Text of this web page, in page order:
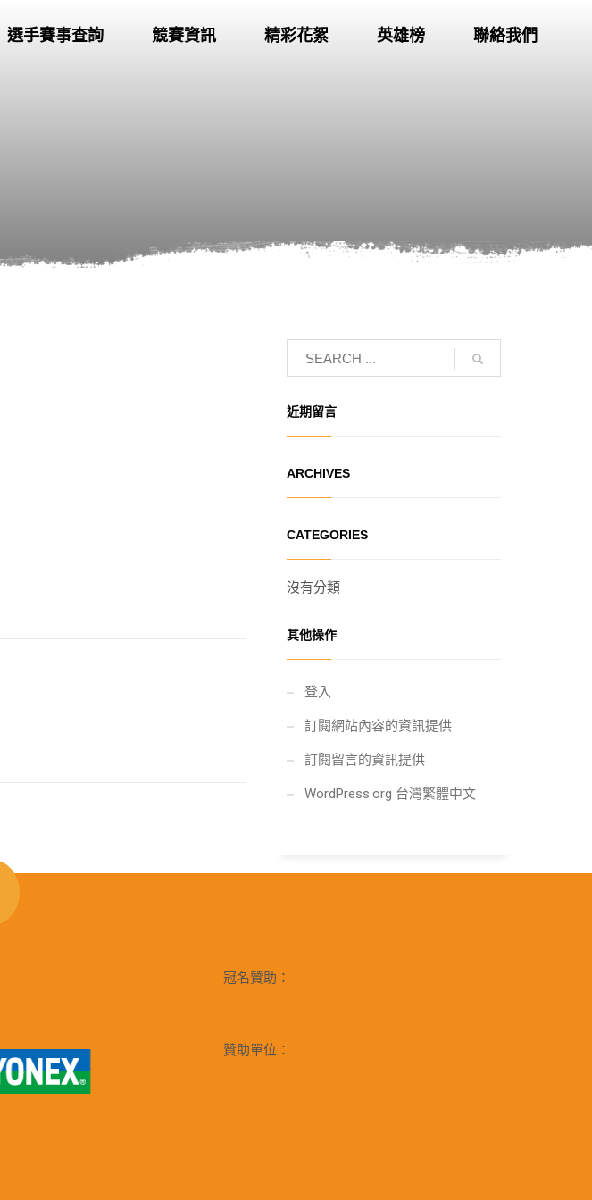
選手賽事查詢 競賽資訊 精彩花絮 英雄榜 聯絡我們
近期留言
ARCHIVES
CATEGORIES
沒有分類
其他操作
登入
訂閱網站內容的資訊提供
訂閱留言的資訊提供
WordPress.org 台灣繁體中文
冠名贊助：
贊助單位：